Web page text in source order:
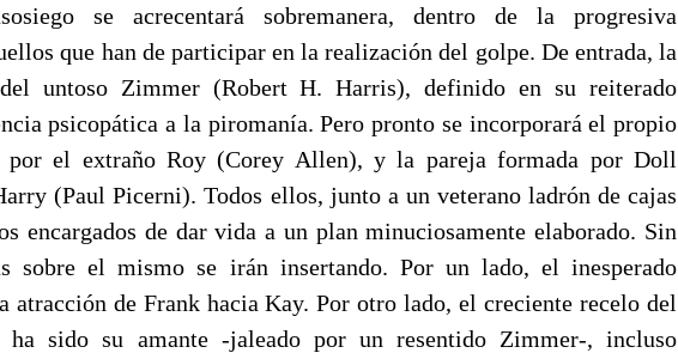
se acrecentará sobremanera, dentro de la progresiva
que han de participar en la realización del golpe. De entrada, la
untoso Zimmer (Robert H. Harris), definido en su reiterado
psicopática a la piromanía. Pero pronto se incorporará el propio
por el extraño Roy (Corey Allen), y la pareja formada por Doll
(Paul Picerni). Todos ellos, junto a un veterano ladrón de cajas
encargados de dar vida a un plan minuciosamente elaborado. Sin
sobre el mismo se irán insertando. Por un lado, el inesperado
atracción de Frank hacia Kay. Por otro lado, el creciente recelo del
ha sido su amante -jaleado por un resentido Zimmer-, incluso